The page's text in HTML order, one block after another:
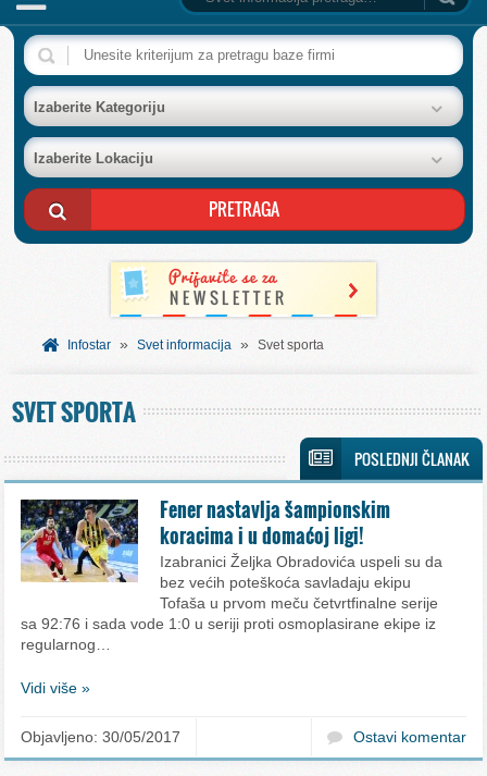
NASLOVNA
BAZA FIRMI
POSLOVNI OGLASI
AKCIJE I KATALOZI
BESPLATNI VAUČERI
SVET INFORMACIJA
USLUGE
Izaberite Kategoriju
Izaberite Lokaciju
Infostar » Svet informacija » Svet sporta
SVET SPORTA
POSLEDNJI ČLANAK
Fener nastavlja šampionskim
koracima i u domaćoj ligi!
Izabranici Željka Obradovića uspeli su da
bez većih poteškoća savladaju ekipu
Tofaša u prvom meču četvrtfinalne serije
sa 92:76 i sada vode 1:0 u seriji proti osmoplasirane ekipe iz
regularnog…
Vidi više »
Objavljeno: 30/05/2017 Ostavi komentar